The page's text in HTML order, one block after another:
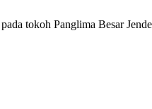
tokoh Panglima Besar